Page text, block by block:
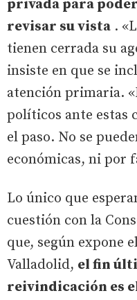
privada para
revisar su vista .
tienen cerrada su
insiste en que se
atención primaria.
políticos ante estas
el paso. No se
económicas, ni por
Lo único que
cuestión con la
que, según expone
Valladolid, el fin
reivindicación es